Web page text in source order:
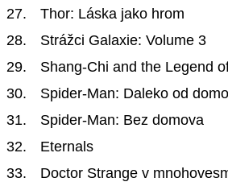
Thor: Láska jako hrom
Strážci Galaxie: Volume 3
Shang-Chi and the Legend
Spider-Man: Daleko od
Spider-Man: Bez domova
Eternals
Doctor Strange v